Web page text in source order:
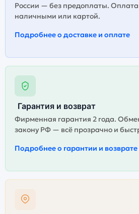
России — без предоплаты.
наличными или картой.
Подробнее о доставке и оплате
Гарантия и возврат
Фирменная гарантия 2 года.
закону РФ — всё прозрачно и
Подробнее о гарантии и возврате